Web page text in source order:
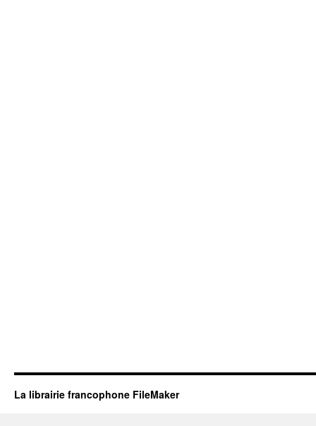
La librairie francophone FileMaker